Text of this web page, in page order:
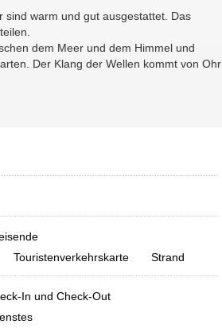
the hospital are well raised and the air
e00232095
said:Very good
can see the sea at night. I'm very
linsonlau
said:
The location of the
directly down the beach. The scenery
of the beach faces the direction of
sind warm und gut ausgestattet. Das
dem Meer und dem Himmel und
Der Klang der Wellen kommt von Ohr
Touristenverkehrskarte Strand
In und Check-Out